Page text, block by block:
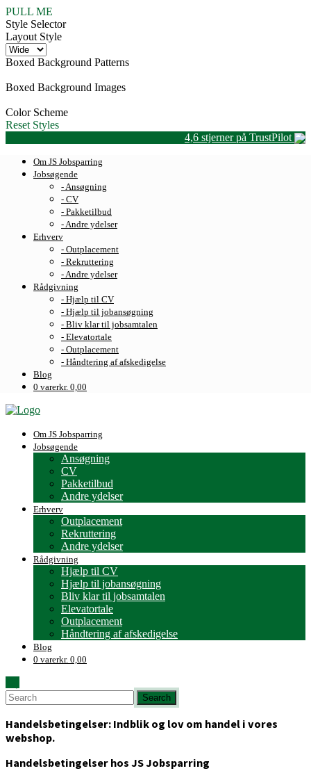
PULL ME
Style Selector
Layout Style
Boxed Background Patterns
Boxed Background Images
Color Scheme
Reset Styles
4,6 stjerner på TrustPilot
Om JS Jobsparring
Jobsøgende
- Ansøgning
- CV
- Pakketilbud
- Andre ydelser
Erhverv
- Outplacement
- Rekruttering
- Andre ydelser
Rådgivning
- Hjælp til CV
- Hjælp til jobansøgning
- Bliv klar til jobsamtalen
- Elevatortale
- Outplacement
- Håndtering af afskedigelse
Blog
0 varerkr. 0,00
Om JS Jobsparring
Jobsøgende
Ansøgning
CV
Pakketilbud
Andre ydelser
Erhverv
Outplacement
Rekruttering
Andre ydelser
Rådgivning
Hjælp til CV
Hjælp til jobansøgning
Bliv klar til jobsamtalen
Elevatortale
Outplacement
Håndtering af afskedigelse
Blog
0 varerkr. 0,00
Handelsbetingelser: Indblik og lov om handel i vores
webshop.
Handelsbetingelser hos JS Jobsparring